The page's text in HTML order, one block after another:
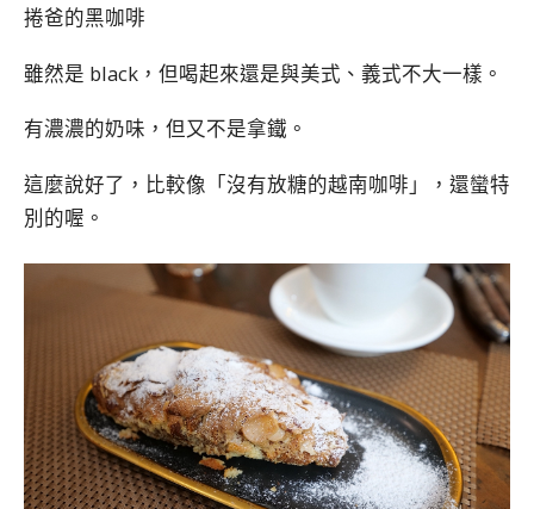
捲爸的黑咖啡
雖然是 black，但喝起來還是與美式、義式不大一樣。
有濃濃的奶味，但又不是拿鐵。
這麼說好了，比較像「沒有放糖的越南咖啡」，還蠻特
別的喔。